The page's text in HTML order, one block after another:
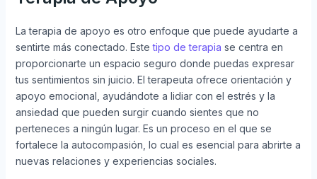
La terapia de apoyo es otro enfoque que puede ayudarte a
sentirte más conectado. Estetipo de terapia se centra en
proporcionarte un espacio seguro donde puedas expresar
tus sentimientos sin juicio. El terapeuta ofrece orientación y
apoyo emocional, ayudándote a lidiar con el estrés y la
ansiedad que pueden surgir cuando sientes que no
perteneces a ningún lugar. Es un proceso en el que se
fortalece la autocompasión, lo cual es esencial para abrirte a
nuevas relaciones y experiencias sociales.